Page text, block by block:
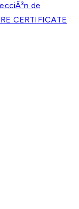
de
CERTIFICATE